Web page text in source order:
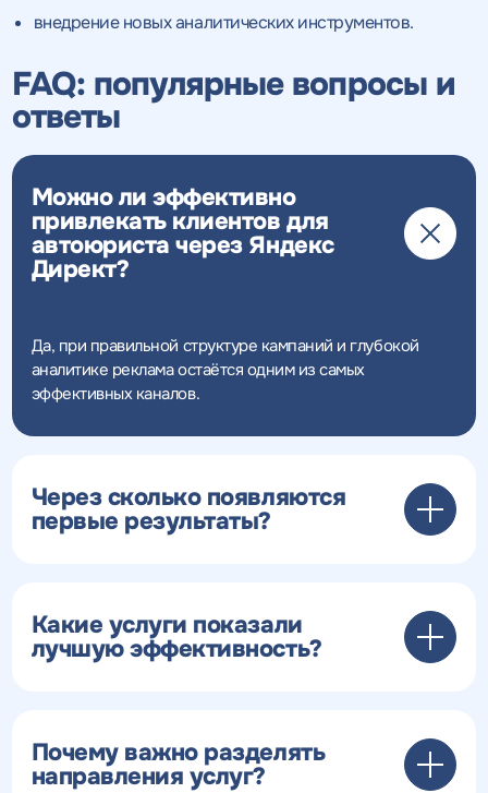
внедрение новых аналитических инструментов.
FAQ: популярные вопросы и
ответы
Можно ли эффективно
привлекать клиентов для
автоюриста через Яндекс
Директ?
Да, при правильной структуре кампаний и глубокой
аналитике реклама остаётся одним из самых
эффективных каналов.
Через сколько появляются
первые результаты?
Какие услуги показали
лучшую эффективность?
Почему важно разделять
направления услуг?